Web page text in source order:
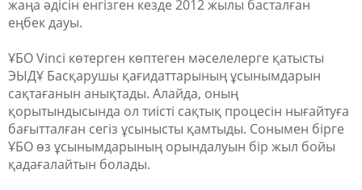
жаңа әдісін енгізген кезде 2012 жылы басталған
еңбек дауы.
ҰБО Vinci көтерген көптеген мәселелерге қатысты
ЭЫДҰ Басқарушы қағидаттарының ұсынымдарын
сақтағанын анықтады. Алайда, оның
қорытындысында ол тиісті сақтық процесін нығайтуға
бағытталған сегіз ұсынысты қамтыды. Сонымен бірге
ҰБО өз ұсынымдарының орындалуын бір жыл бойы
қадағалайтын болады.